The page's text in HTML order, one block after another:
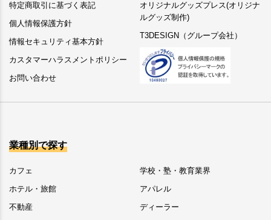
特定商取引に基づく表記
個人情報保護方針
情報セキュリティ基本方針
カスタマーハラスメントポリシー
お問い合わせ
オリジナルグッズプレス(オリジナ
ルグッズ制作)
T3DESIGN（グループ会社）
業種別で探す
カフェ
ホテル・旅館
不動産
学校・塾・教育業界
アパレル
ディーラー